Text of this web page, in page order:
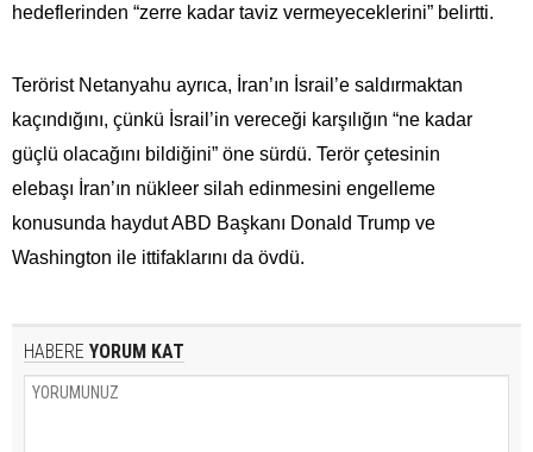
hedeflerinden “zerre kadar taviz vermeyeceklerini” belirtti.
Terörist Netanyahu ayrıca, İran’ın İsrail’e saldırmaktan
kaçındığını, çünkü İsrail’in vereceği karşılığın “ne kadar
güçlü olacağını bildiğini” öne sürdü. Terör çetesinin
elebaşı İran’ın nükleer silah edinmesini engelleme
konusunda haydut ABD Başkanı Donald Trump ve
Washington ile ittifaklarını da övdü.
HABERE YORUM KAT